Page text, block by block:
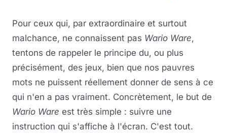
Pour ceux qui, par extraordinaire et surtout
malchance, ne connaissent pas Wario Ware,
tentons de rappeler le principe du, ou plus
précisément, des jeux, bien que nos pauvres
mots ne puissent réellement donner de sens à ce
qui n'en a pas vraiment. Concrètement, le but de
Wario Ware est très simple : suivre une
instruction qui s'affiche à l'écran. C'est tout.